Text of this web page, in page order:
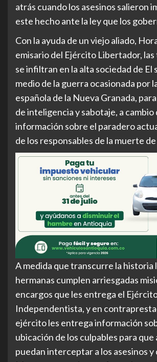
atrás cuando los asesinos salieron
este hecho ante la ley que los
Con la ayuda de un viejo aliado,
emisario del Ejército Libertador,
se infiltran en la alta sociedad de El
medio de la guerra ocasionada por
española de la Nueva Granada,
de inteligencia y sabotaje, a cambio
información sobre el paradero
de los responsables de la muerte
A medida que transcurre la historia
hermanas cumplen arriesgadas
encargos que les entrega el
Independentista, y en
ejército les entrega información
ubicación de los culpables para que
puedan interceptar a los asesinos y